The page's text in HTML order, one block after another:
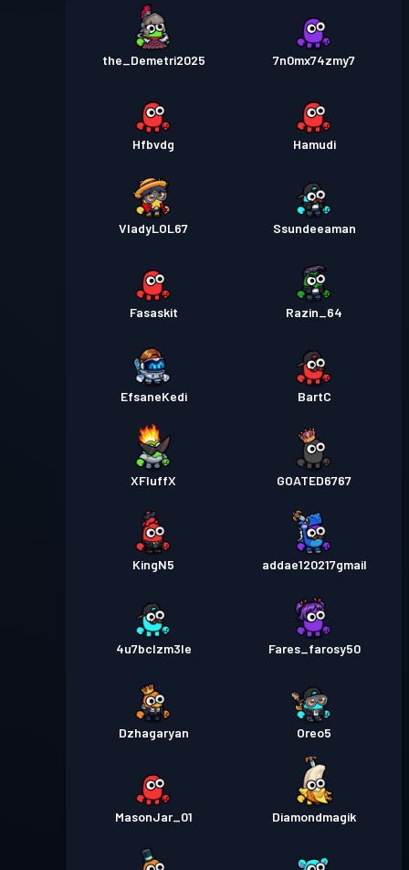
the_Demetri2025 7n0mx74zmy7
Hfbvdg Hamudi
VladyLOL67 Ssundeeaman
Fasaskit Razin_64
EfsaneKedi BartC
XFluffX GOATED6767
KingN5 addae120217gmail
4u7bclzm3le Fares_farosy50
Dzhagaryan Oreo5
MasonJar_01 Diamondmagik